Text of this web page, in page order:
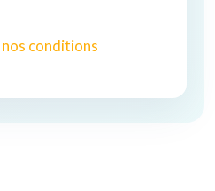
nos conditions